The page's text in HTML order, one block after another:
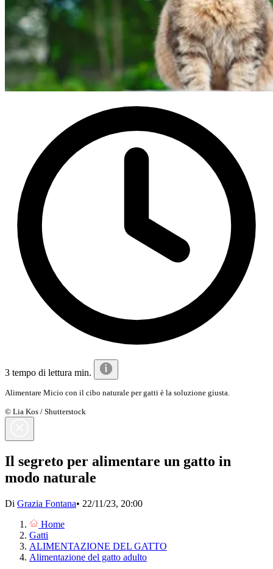
3 tempo di lettura min.
Alimentare Micio con il cibo naturale per gatti è la soluzione giusta.
© Lia Kos / Shutterstock
Il segreto per alimentare un gatto in
modo naturale
Di Grazia Fontana• 22/11/23, 20:00
Home
Gatti
ALIMENTAZIONE DEL GATTO
Alimentazione del gatto adulto